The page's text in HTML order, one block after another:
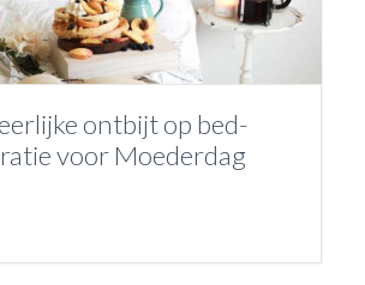
ontbijt op bed-
voor Moederdag